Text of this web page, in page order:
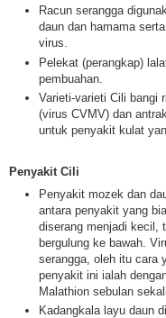
Racun serangga
daun dan hamama
virus.
Pelekat (perangkap)
pembuahan.
Varieti-varieti Cili bangi
(virus CVMV) dan
untuk penyakit kulat
Penyakit Cili
Penyakit mozek dan
antara penyakit yang
diserang menjadi kecil,
bergulung ke bawah.
serangga, oleh itu cara
penyakit ini ialah
Malathion sebulan
Kadangkala layu daun